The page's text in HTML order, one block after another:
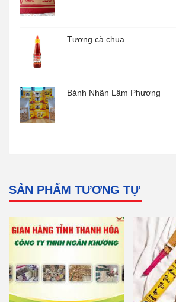
Tương cà chua
Bánh Nhãn Lâm Phương
SẢN PHẨM TƯƠNG TỰ